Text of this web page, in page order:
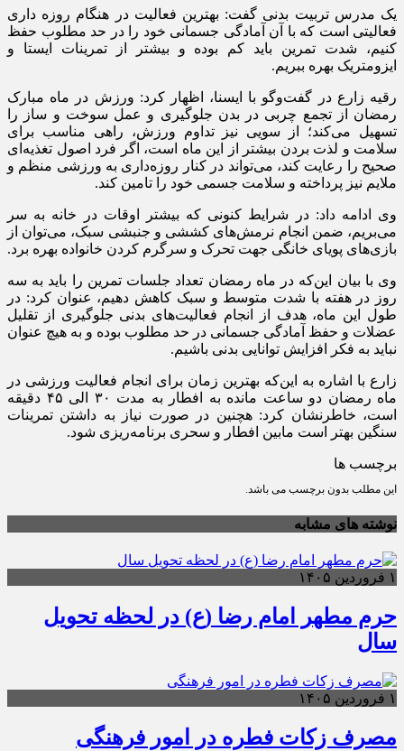
یک مدرس تربیت بدنی گفت: بهترین فعالیت در هنگام روزه داری
فعالیتی است که با آن آمادگی جسمانی خود را در حد مطلوب حفظ
کنیم، شدت تمرین باید کم بوده و بیشتر از تمرینات ایستا و
ایزومتریک بهره ببریم.
رقیه زارع در گفت‌وگو با ایسنا، اظهار کرد: ورزش در ماه مبارک
رمضان از تجمع چربی در بدن جلوگیری و عمل سوخت و ساز را
تسهیل می‌کند؛ از سویی نیز تداوم ورزش، راهی مناسب برای
سلامت و لذت بردن بیشتر از این ماه است، اگر فرد اصول تغذیه‌ای
صحیح را رعایت کند، می‌تواند در کنار روزه‌داری به ورزشی منظم و
ملایم نیز پرداخته و سلامت جسمی خود را تامین کند.
وی ادامه داد: در شرایط کنونی که بیشتر اوقات در خانه به سر
می‌بریم، ضمن انجام نرمش‌های کششی و جنبشی سبک، می‌توان از
بازی‌های پویای خانگی جهت تحرک و سرگرم کردن خانواده بهره برد.
وی با بیان این‌که در ماه رمضان تعداد جلسات تمرین را باید به سه
روز در هفته با شدت متوسط و سبک کاهش دهیم، عنوان کرد: در
طول این ماه، هدف از انجام فعالیت‌های بدنی جلوگیری از تقلیل
عضلات و حفظ آمادگی جسمانی در حد مطلوب بوده و به هیچ عنوان
نباید به فکر افزایش توانایی بدنی باشیم.
زارع با اشاره به این‌که بهترین زمان برای انجام فعالیت ورزشی در
ماه رمضان دو ساعت مانده به افطار به مدت ۳۰ الی ۴۵ دقیقه
است، خاطرنشان کرد: هچنین در صورت نیاز به داشتن تمرینات
سنگین بهتر است مابین افطار و سحری برنامه‌ریزی شود.
برچسب ها
این مطلب بدون برچسب می باشد.
نوشته های مشابه
۱ فروردین ۱۴۰۵
حرم مطهر امام رضا (ع) در لحظه تحویل
سال
۱ فروردین ۱۴۰۵
مصرف زکات فطره در امور فرهنگی